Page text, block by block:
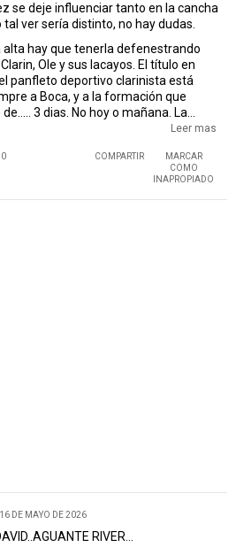
se deje influenciar tanto en la cancha
tal ver sería distinto, no hay dudas.
alta hay que tenerla defenestrando
Ole y sus lacayos. El título en
panfleto deportivo clarinista está
a Boca, y a la formación que
3 dias. No hoy o mañana. La
Una de las semifinales del actual
Y pensar que esta página
la información de ahí. Eso es llenarle la
Leer mas
0 COMPARTIR
MARCAR
COMO
INAPROPIADO
16 DE MAYO DE 2026
RIVER...